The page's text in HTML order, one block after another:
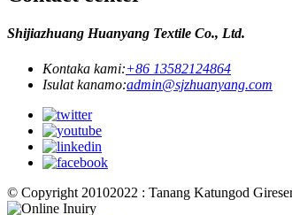
Shijiazhuang Huanyang Textile Co., Ltd.
Kontaka kami:+86 13582124864
Isulat kanamo:admin@sjzhuanyang.com
© Copyright 20102022 : Tanang Katungod